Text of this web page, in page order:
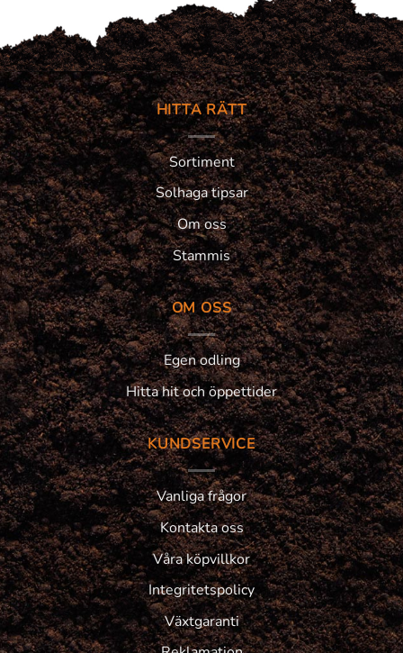
HITTA RÄTT
Sortiment
Solhaga tipsar
Om oss
Stammis
OM OSS
Egen odling
Hitta hit och öppettider
KUNDSERVICE
Vanliga frågor
Kontakta oss
Våra köpvillkor
Integritetspolicy
Växtgaranti